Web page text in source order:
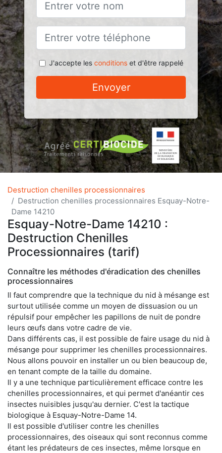
J'accepte les conditionset d'être rappelé
Envoyer
Destruction chenilles processionnaires
Destruction chenilles processionnaires Esquay-Notre-
Dame 14210
Esquay-Notre-Dame 14210 :
Destruction Chenilles
Processionnaires (tarif)
Connaître les méthodes d'éradication des chenilles
processionnaires
Il faut comprendre que la technique du nid à mésange est
surtout utilisée comme un moyen de dissuasion ou un
répulsif pour empêcher les papillons de nuit de pondre
leurs œufs dans votre cadre de vie.
Dans différents cas, il est possible de faire usage du nid à
mésange pour supprimer les chenilles processionnaires.
Nous allons pouvoir en installer un ou bien beaucoup de,
en tenant compte de la taille du domaine.
Il y a une technique particulièrement efficace contre les
chenilles processionnaires, et qui permet d'anéantir ces
insectes nuisibles jusqu'au dernier. C'est la tactique
biologique à Esquay-Notre-Dame 14.
Il est possible d'utiliser contre les chenilles
processionnaires, des oiseaux qui sont reconnus comme
étant les prédateurs de ces insectes, même lorsque en